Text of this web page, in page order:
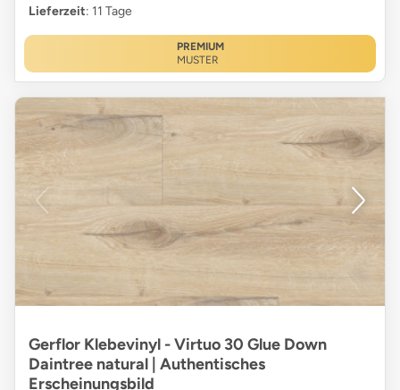
Lieferzeit: 11 Tage
PREMIUM
MUSTER
Gerflor Klebevinyl - Virtuo 30 Glue Down
Daintree natural | Authentisches
Erscheinungsbild